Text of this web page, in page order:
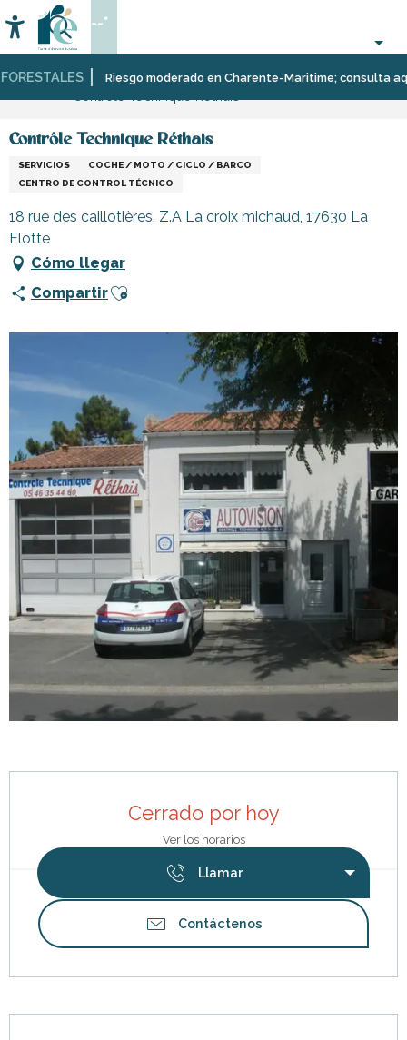
au
contenu
principal
Riesgo moderado en Charente-Maritime; consulta
Accessibilité
Buscar
--°
Página Web InfórmeseTiendasTiendas
Contrôle Technique Réthais
SERVICIOS
COCHE / MOTO / CICLO / BARCO
CENTRO DE CONTROL TÉCNICO
18 rue des caillotières, Z.A La croix michaud, 17630 La
Flotte
Cómo llegar
CompartirAjouter aux favoris
Cerrado por hoy
Ver los horarios
Llamar
Contáctenos